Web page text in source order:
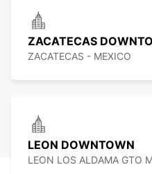
ZACATECAS
ZACATECAS - MEXICO
LEON DOWNTOWN
LEON LOS ALDAMA GTO